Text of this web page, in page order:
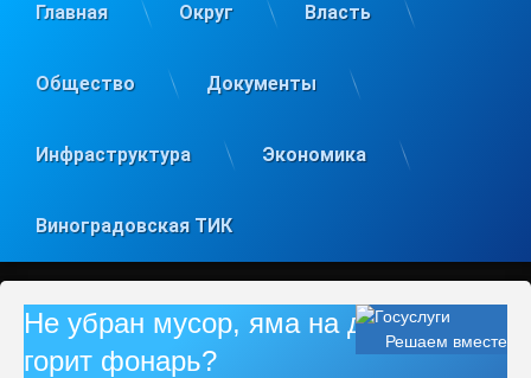
Главная Округ Власть
Общество Документы
Инфраструктура Экономика
Виноградовская ТИК
Решаем вместе
Не убран мусор, яма на дороге, не
горит фонарь?